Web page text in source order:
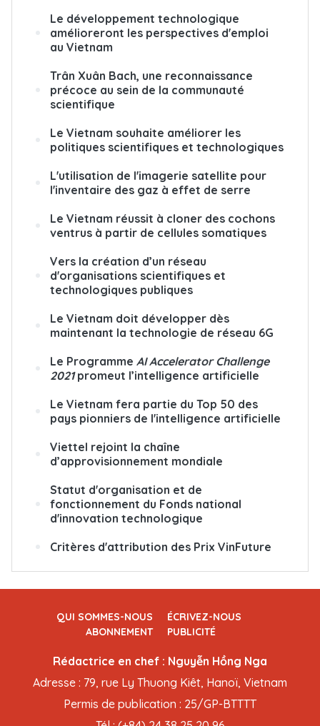
Le développement technologique
amélioreront les perspectives d'emploi
au Vietnam
Trân Xuân Bach, une reconnaissance
précoce au sein de la communauté
scientifique
Le Vietnam souhaite améliorer les
politiques scientifiques et technologiques
L'utilisation de l'imagerie satellite pour
l'inventaire des gaz à effet de serre
Le Vietnam réussit à cloner des cochons
ventrus à partir de cellules somatiques
Vers la création d’un réseau
d'organisations scientifiques et
technologiques publiques
Le Vietnam doit développer dès
maintenant la technologie de réseau 6G
Le Programme AI Accelerator Challenge
2021promeut l’intelligence artificielle
Le Vietnam fera partie du Top 50 des
pays pionniers de l'intelligence artificielle
Viettel rejoint la chaîne
d’approvisionnement mondiale
Statut d'organisation et de
fonctionnement du Fonds national
d'innovation technologique
Critères d'attribution des Prix VinFuture
QUI SOMMES-NOUS
ÉCRIVEZ-NOUS
ABONNEMENT
PUBLICITÉ
Rédactrice en chef : Nguyễn Hồng Nga
Adresse : 79, rue Ly Thuong Kiêt, Hanoï, Vietnam
Permis de publication : 25/GP-BTTTT